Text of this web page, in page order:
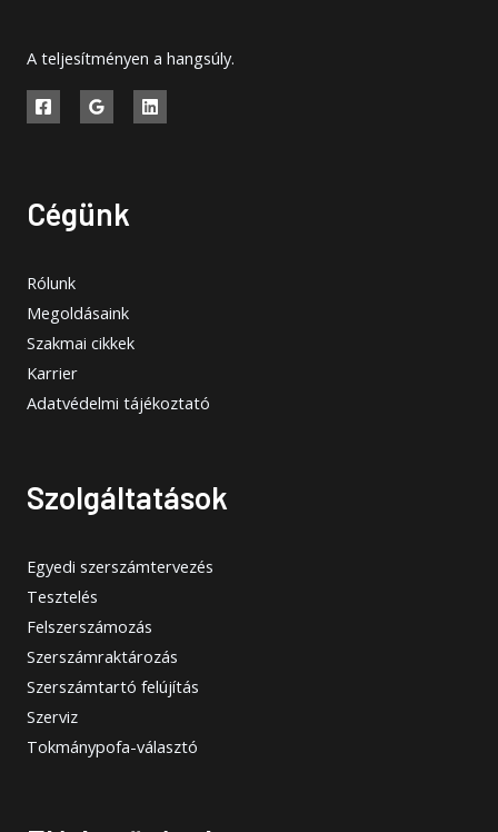
A teljesítményen a hangsúly.
Cégünk
Rólunk
Megoldásaink
Szakmai cikkek
Karrier
Adatvédelmi tájékoztató
Szolgáltatások
Egyedi szerszámtervezés
Tesztelés
Felszerszámozás
Szerszámraktározás
Szerszámtartó felújítás
Szerviz
Tokmánypofa-választó